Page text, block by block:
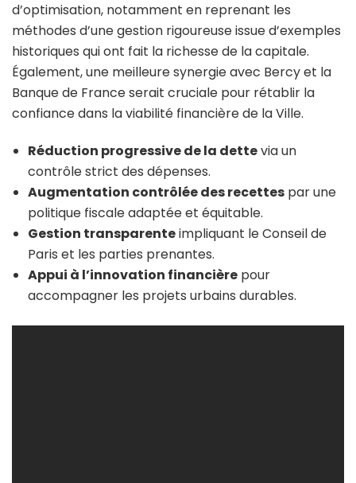
d’optimisation, notamment en reprenant les
méthodes d’une gestion rigoureuse issue d’exemples
historiques qui ont fait la richesse de la capitale.
Également, une meilleure synergie avec Bercy et la
Banque de France serait cruciale pour rétablir la
confiance dans la viabilité financière de la Ville.
Réduction progressive de la dettevia un
contrôle strict des dépenses.
Augmentation contrôlée des recettes par une
politique fiscale adaptée et équitable.
Gestion transparenteimpliquant le Conseil de
Paris et les parties prenantes.
Appui à l’innovation financière pour
accompagner les projets urbains durables.